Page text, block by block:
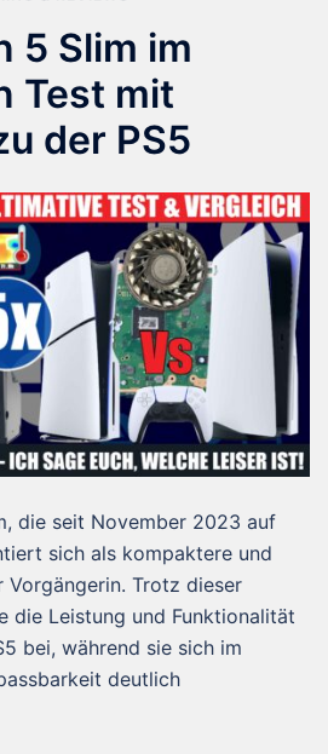
5 Slim im
Test mit
der PS5
die seit November 2023 auf
sich als kompaktere und
Vorgängerin. Trotz dieser
die Leistung und Funktionalität
bei, während sie sich im
deutlich